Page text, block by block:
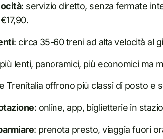
: servizio diretto, senza fermate
: circa 35-60 treni ad alta velocità al
lenti, panoramici, più economici ma
Trenitalia offrono più classi di posto e
: online, app, biglietterie in
: prenota presto, viaggia fuori